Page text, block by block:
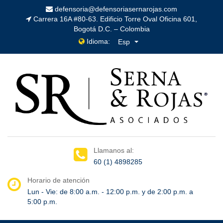
defensoria@defensoriasernarojas.com
Carrera 16A #80-63. Edificio Torre Oval Oficina 601,
Bogotá D.C. – Colombia
Idioma:
Esp
Llamanos al:
60 (1) 4898285
Horario de atención
Lun - Vie: de 8:00 a.m. - 12:00 p.m. y de 2:00 p.m. a
5:00 p.m.